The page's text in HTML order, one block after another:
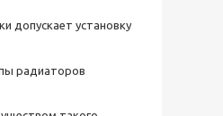
допускает установку
радиаторов